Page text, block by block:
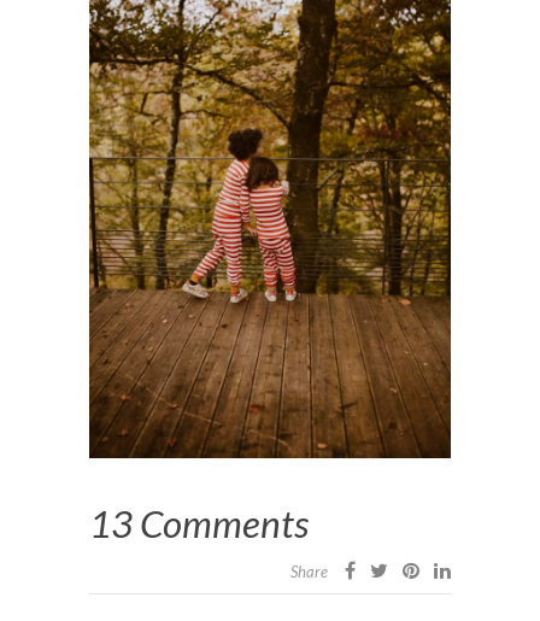
13 Comments
Share